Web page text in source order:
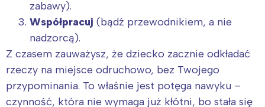
zabawy).
Współpracuj (bądź przewodnikiem, a nie
nadzorcą).
Z czasem zauważysz, że dziecko zacznie odkładać
rzeczy na miejsce odruchowo, bez Twojego
przypominania. To właśnie jest potęga nawyku –
czynność, która nie wymaga już kłótni, bo stała się